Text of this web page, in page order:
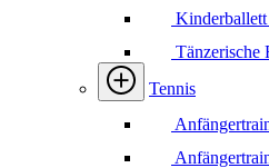
Tänzerische
Tennis